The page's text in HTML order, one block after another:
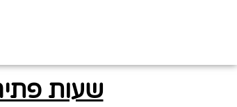
שעות